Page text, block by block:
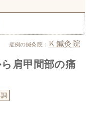
症例の鍼灸院： Ｋ鍼灸院
肩甲間部の痛